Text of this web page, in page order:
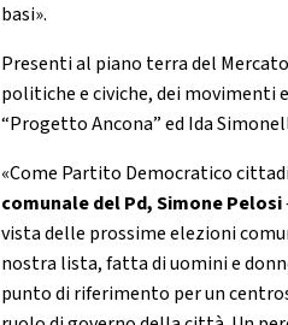
basi».
Presenti al piano terra del
politiche e civiche, dei movimenti
“Progetto Ancona” ed Ida
«Come Partito Democratico
comunale del Pd, Simone Pelosi
vista delle prossime elezioni
nostra lista, fatta di uomini e
punto di riferimento per un